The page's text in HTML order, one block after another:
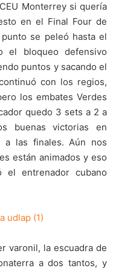
Monterrey si quería
en el Final Four de
se peleó hasta el
el bloqueo defensivo
puntos y sacando el
con los regios,
los embates Verdes
quedo 3 sets a 2 a
buenas victorias en
a las finales. Aún nos
están animados y eso
el entrenador cubano
varonil, la escuadra de
a dos tantos, y